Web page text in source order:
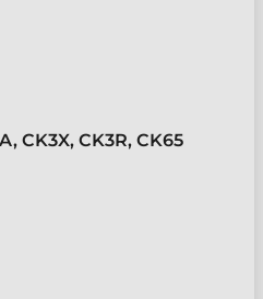
CK3X, CK3R, CK65